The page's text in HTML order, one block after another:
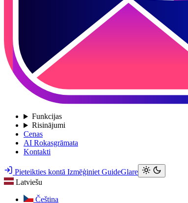
Funkcijas
Risinājumi
Cenas
AI Rokasgrāmata
Kontakti
Pieteikties kontā Izmēģiniet GuideGlare
Latviešu
Čeština